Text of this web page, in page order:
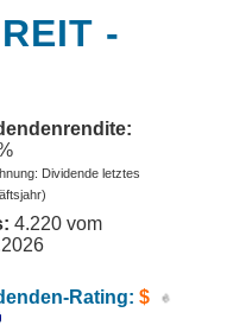
-
Dividende letztes
4.220 vom
Rating: $